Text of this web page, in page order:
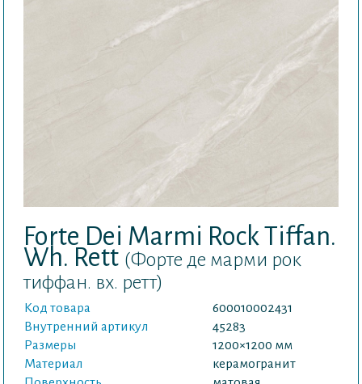
Forte Dei Marmi Rock Tiffan.
Wh. Rett (Форте де марми рок
тиффан. вх. ретт)
Код товара
600010002431
Внутренний артикул
45283
Размеры
1200×1200 мм
Материал
керамогранит